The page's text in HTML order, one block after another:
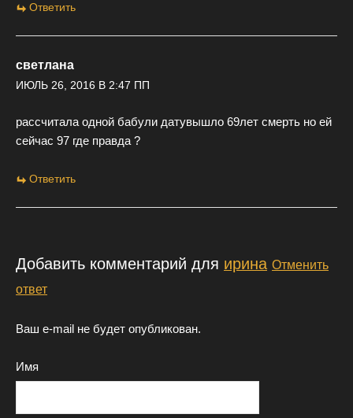
Ответить
светлана
ИЮЛЬ 26, 2016 В 2:47 ПП
рассчитала одной бабули датувышло 69лет смерть но ей
сейчас 97 где правда ?
Ответить
Добавить комментарий для ирина Отменить
ответ
Ваш e-mail не будет опубликован.
Имя